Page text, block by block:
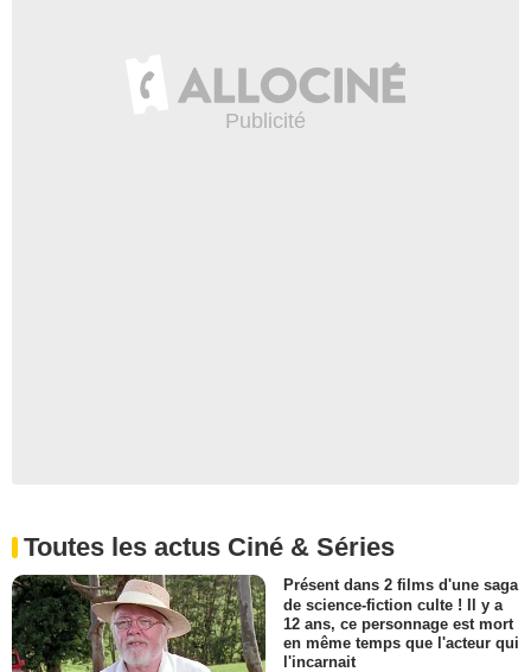
Toutes les actus Ciné & Séries
Présent dans 2 films d'une saga
de science-fiction culte ! Il y a
12 ans, ce personnage est mort
en même temps que l'acteur qui
l'incarnait